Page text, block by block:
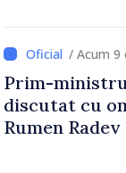
/ Acum 9
Prim-
discutat cu
Rumen Radev